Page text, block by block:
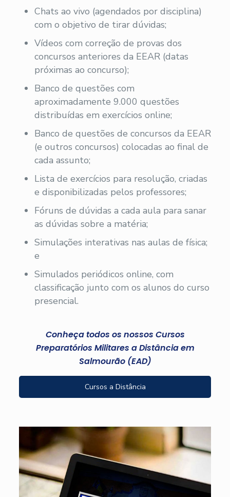
Chats ao vivo (agendados por disciplina)
com o objetivo de tirar dúvidas;
Vídeos com correção de provas dos
concursos anteriores da EEAR (datas
próximas ao concurso);
Banco de questões com
aproximadamente 9.000 questões
distribuídas em exercícios online;
Banco de questões de concursos da EEAR
(e outros concursos) colocadas ao final de
cada assunto;
Lista de exercícios para resolução, criadas
e disponibilizadas pelos professores;
Fóruns de dúvidas a cada aula para sanar
as dúvidas sobre a matéria;
Simulações interativas nas aulas de física;
e
Simulados periódicos online, com
classificação junto com os alunos do curso
presencial.
Conheça todos os nossos Cursos
Preparatórios Militares a Distância em
Salmourão (EAD)
Cursos a Distância